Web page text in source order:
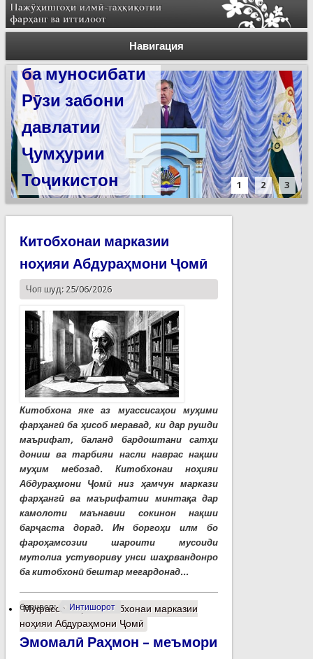
Навигация
Силсилаи
ёдгориҳои роҳи
абрешим барои
сабт дар
феҳристи
ЮНЕСКО омода
мешаванд
1 2 3
Китобхонаи марказии
ноҳияи Абдураҳмони Ҷомӣ
Чоп шуд: 25/06/2026
Китобхона яке аз муассисаҳои муҳими
фарҳангӣ ба ҳисоб меравад, ки дар рушди
маърифат, баланд бардоштани сатҳи
дониш ва тарбияи насли наврас нақши
муҳим мебозад. Китобхонаи ноҳияи
Абдураҳмони Ҷомӣ низ ҳамчун маркази
фарҳангӣ ва маърифатии минтақа дар
камолоти маънавии сокинон нақши
барҷаста дорад. Ин боргоҳи илм бо
фароҳамсозии шароити мусоиди
мутолиа устувориву унси шаҳрвандонро
ба китобхонӣ бештар мегардонад...
барчасп: Интишорот
Муфассалтаро Китобхонаи марказии
ноҳияи Абдураҳмони Ҷомӣ
Эмомалӣ Раҳмон – меъмори